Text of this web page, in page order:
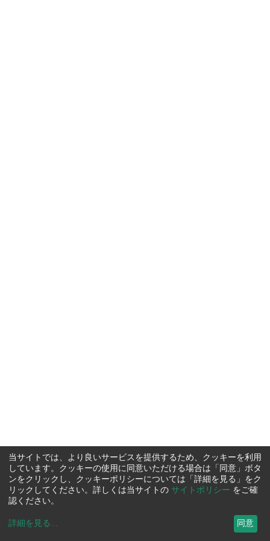
当サイトでは、より良いサービスを提供するため、クッキーを利用
しています。クッキーの使用に同意いただける場合は「同意」ボタ
ンをクリックし、クッキーポリシーについては「詳細を見る」をク
リックしてください。詳しくは当サイトの サイトポリシー をご確
認ください。
詳細を見る ... 同意